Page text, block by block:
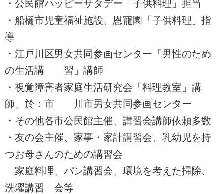
・公民館ハッピーサタデー「子供料理」担当
・船橋市児童福祉施設、恩寵園「子供料理」指
導
・江戸川区男女共同参画センター「男性のため
の生活講 習」講師
・視覚障害者家庭生活研究会「料理教室」講
師、於：市 川市男女共同参画センター
・その他各市公民館主催、講習会講師依頼多数
・友の会主催、家事・家計講習会、乳幼児を持
つお母さんのための講習会
家庭料理、パン講習会、環境を考えた掃除、
洗濯講習 会等